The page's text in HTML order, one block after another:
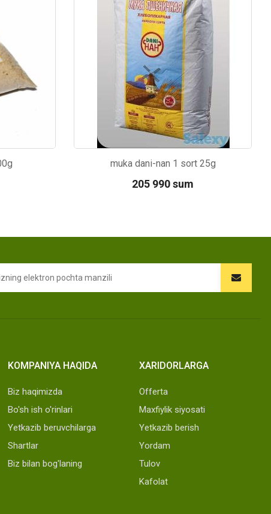
muka dani-nan 1 sort 25g
205 990 sum
KOMPANIYA HAQIDA
Biz haqimizda
Bo'sh ish o'rinlari
Yetkazib beruvchilarga
Shartlar
Biz bilan bog'laning
XARIDORLARGA
Offerta
Maxfiylik siyosati
Yetkazib berish
Yordam
Tulov
Kafolat